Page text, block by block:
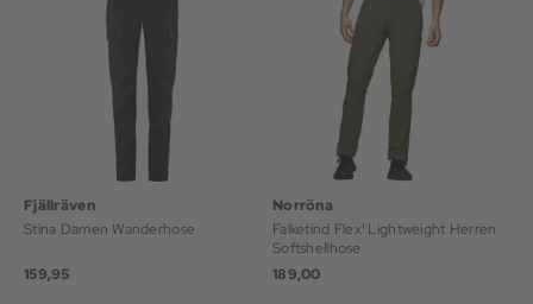
Fjällräven
Stina Damen Wanderhose
159,95
Norröna
Falketind Flex¹ Lightweight Herren
Softshellhose
189,00